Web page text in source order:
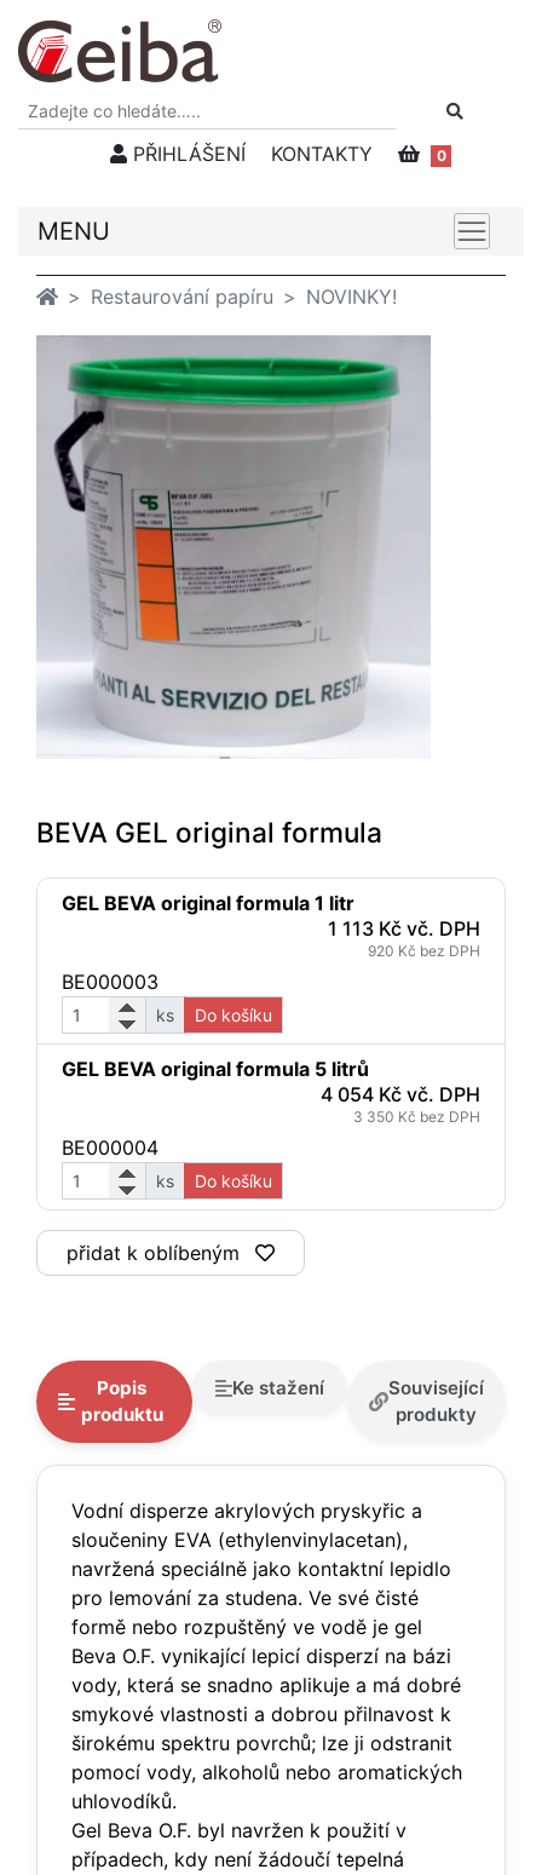
PŘIHLÁŠENÍ KONTAKTY 0
MENU
Restaurování papíru NOVINKY!
BEVA GEL original formula
GEL BEVA original formula 1 litr
1 113 Kč vč. DPH
920 Kč bez DPH
BE000003
ks Do košíku
GEL BEVA original formula 5 litrů
4 054 Kč vč. DPH
3 350 Kč bez DPH
BE000004
ks Do košíku
přidat k oblíbeným
Popis
produktu
Ke stažení
Související
produkty
Vodní disperze akrylových pryskyřic a
sloučeniny EVA (ethylenvinylacetan),
navržená speciálně jako kontaktní lepidlo
pro lemování za studena. Ve své čisté
formě nebo rozpuštěný ve vodě je gel
Beva O.F. vynikající lepicí disperzí na bázi
vody, která se snadno aplikuje a má dobré
smykové vlastnosti a dobrou přilnavost k
širokému spektru povrchů; lze ji odstranit
pomocí vody, alkoholů nebo aromatických
uhlovodíků.
Gel Beva O.F. byl navržen k použití v
případech, kdy není žádoučí tepelná